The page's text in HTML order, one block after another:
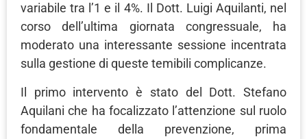
variabile tra l’1 e il 4%. Il Dott. Luigi Aquilanti, nel
corso dell’ultima giornata congressuale, ha
moderato una interessante sessione incentrata
sulla gestione di queste temibili complicanze.
Il primo intervento è stato del Dott. Stefano
Aquilani che ha focalizzato l’attenzione sul ruolo
fondamentale della prevenzione, prima